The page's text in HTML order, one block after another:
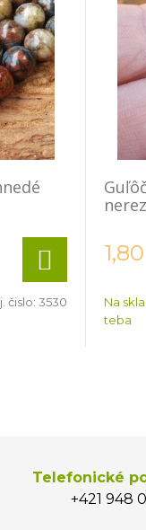
čislo: 3530
1,80
Na
teba
Telefonické
+421 948